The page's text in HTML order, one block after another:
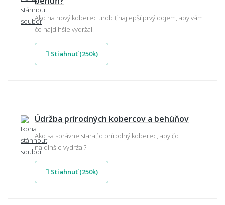
Ako na nový koberec urobiť najlepší prvý dojem, aby vám
čo najdlhšie vydržal.
Stiahnuť (250k)
Údržba prírodných kobercov a behúňov
Ako sa správne starať o prírodný koberec, aby čo
najdlhšie vydržal?
Stiahnuť (250k)